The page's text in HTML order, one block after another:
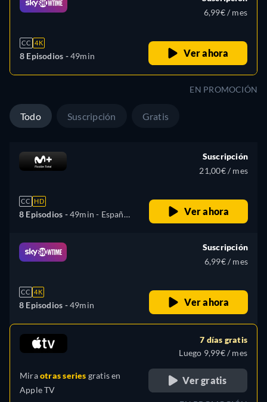
CC 4K
8 Episodios -49min
6,99€ / mes
Ver ahora
EN PROMOCIÓN
Todo Suscripción Gratis
CC HD
8 Episodios -49min - Español,
Suscripción
21,00€ / mes
Ver ahora
CC 4K
8 Episodios -49min
Suscripción
6,99€ / mes
Ver ahora
Miraotras series gratis en
Apple TV
7 días gratis
Luego 9,99€ / mes
Ver gratis